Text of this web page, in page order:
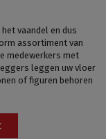
vaandel en dus
assortiment van
medewerkers met
leggen uw vloer
of figuren behoren